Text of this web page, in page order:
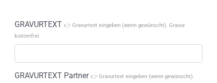
GRAVURTEXT 👉 Gravurtext eingeben (wenn gewünscht). Gravur
kostenfrei
GRAVURTEXT Partner 👉 Gravurtext eingeben (wenn gewünscht).